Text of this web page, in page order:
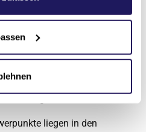
Das 1931
über 260 Betten.
neun Kliniken und
und 21.000
liegen in den